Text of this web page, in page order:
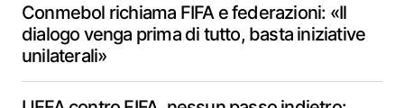
Conmebol richiama FIFA e federazioni: «Il
dialogo venga prima di tutto, basta iniziative
unilaterali»